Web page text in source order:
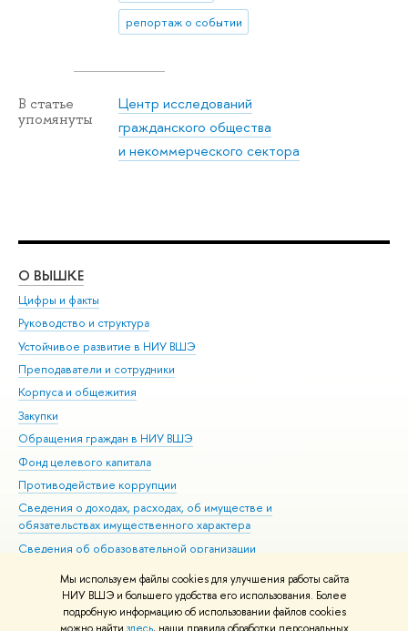
Мы используем файлы cookies для улучшения работы сайта
НИУ ВШЭ и большего удобства его использования. Более
подробную информацию об использовании файлов cookies
репортаж о событии
В статье
упомянуты
Центр исследований
гражданского общества
и некоммерческого сектора
О ВЫШКЕ
Цифры и факты
Руководство и структура
Устойчивое развитие в НИУ ВШЭ
Преподаватели и сотрудники
Корпуса и общежития
Закупки
Обращения граждан в НИУ ВШЭ
Фонд целевого капитала
Противодействие коррупции
Сведения о доходах, расходах, об имуществе и
обязательствах имущественного характера
Сведения об образовательной организации
Людям с ограниченными возможностями здоровья
Единая платежная страница
Работа в Вышке